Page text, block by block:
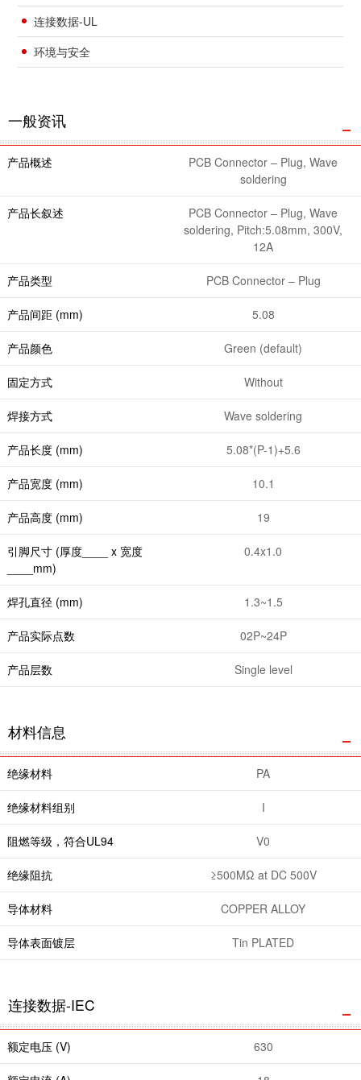
连接数据-UL
环境与安全
一般资讯
产品概述
PCB Connector – Plug, Wave
soldering
产品长叙述
PCB Connector – Plug, Wave
soldering, Pitch:5.08mm, 300V,
12A
产品类型 PCB Connector – Plug
产品间距 (mm) 5.08
产品颜色 Green (default)
固定方式 Without
焊接方式 Wave soldering
产品长度 (mm) 5.08*(P-1)+5.6
产品宽度 (mm) 10.1
产品高度 (mm) 19
引脚尺寸 (厚度____ x 宽度
____mm)
0.4x1.0
焊孔直径 (mm) 1.3~1.5
产品实际点数 02P~24P
产品层数 Single level
材料信息
绝缘材料 PA
绝缘材料组别 I
阻燃等级，符合UL94 V0
绝缘阻抗 ≥500MΩ at DC 500V
导体材料 COPPER ALLOY
导体表面镀层 Tin PLATED
连接数据-IEC
额定电压 (V) 630